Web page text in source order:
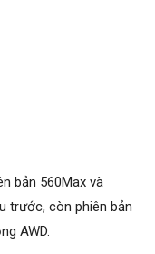
bản 560Max và
trước, còn phiên bản
AWD.